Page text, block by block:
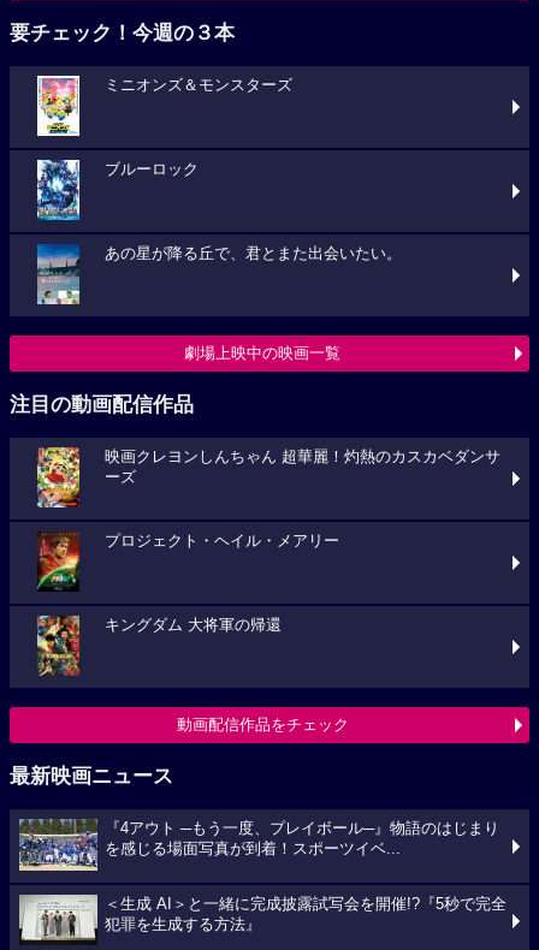
要チェック！今週の３本
ミニオンズ＆モンスターズ
ブルーロック
あの星が降る丘で、君とまた出会いたい。
劇場上映中の映画一覧
注目の動画配信作品
映画クレヨンしんちゃん 超華麗！灼熱のカスカベダンサ
ーズ
プロジェクト・ヘイル・メアリー
キングダム 大将軍の帰還
動画配信作品をチェック
最新映画ニュース
『4アウト ─もう一度、プレイボール─』物語のはじまり
を感じる場面写真が到着！スポーツイベ...
＜生成 AI＞と一緒に完成披露試写会を開催!?『5秒で完全
犯罪を生成する方法』